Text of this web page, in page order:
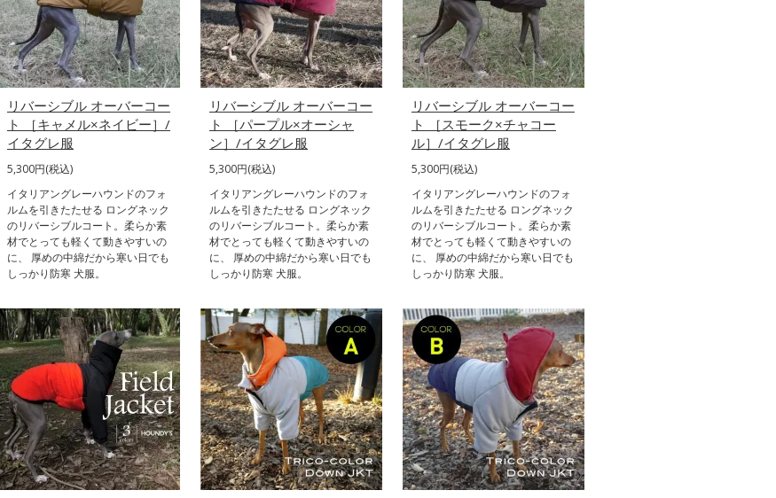
リバーシブル オーバーコー
ト ［キャメル×ネイビー］/
イタグレ服
5,300円(税込)
イタリアングレーハウンドのフォ
ルムを引きたたせる ロングネック
のリバーシブルコート。柔らか素
材でとっても軽くて動きやすいの
に、 厚めの中綿だから寒い日でも
しっかり防寒 犬服。
リバーシブル オーバーコー
ト ［パープル×オーシャ
ン］/イタグレ服
5,300円(税込)
イタリアングレーハウンドのフォ
ルムを引きたたせる ロングネック
のリバーシブルコート。柔らか素
材でとっても軽くて動きやすいの
に、 厚めの中綿だから寒い日でも
しっかり防寒 犬服。
リバーシブル オーバーコー
ト ［スモーク×チャコー
ル］/イタグレ服
5,300円(税込)
イタリアングレーハウンドのフォ
ルムを引きたたせる ロングネック
のリバーシブルコート。柔らか素
材でとっても軽くて動きやすいの
に、 厚めの中綿だから寒い日でも
しっかり防寒 犬服。